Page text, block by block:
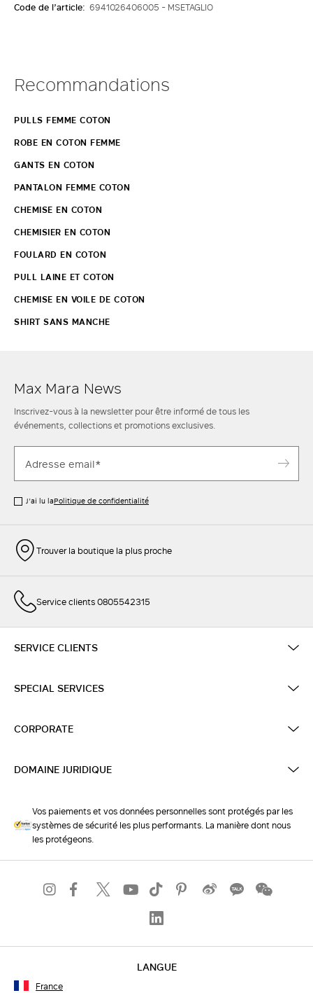
Code de l’article: 6941026406005 - MSETAGLIO
Recommandations
PULLS FEMME COTON
ROBE EN COTON FEMME
GANTS EN COTON
PANTALON FEMME COTON
CHEMISE EN COTON
CHEMISIER EN COTON
FOULARD EN COTON
PULL LAINE ET COTON
CHEMISE EN VOILE DE COTON
SHIRT SANS MANCHE
Max Mara News
Inscrivez-vous à la newsletter pour être informé de tous les
événements, collections et promotions exclusives.
J’ai lu laPolitique de confidentialité
Trouver la boutique la plus proche
Service clients 0805542315
SERVICE CLIENTS
SPECIAL SERVICES
CORPORATE
DOMAINE JURIDIQUE
Vos paiements et vos données personnelles sont protégés par les
systèmes de sécurité les plus performants. La manière dont nous
les protégeons.
LANGUE
France